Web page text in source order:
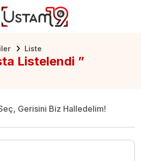
Liste
Listelendi ”
Gerisini Biz Halledelim!